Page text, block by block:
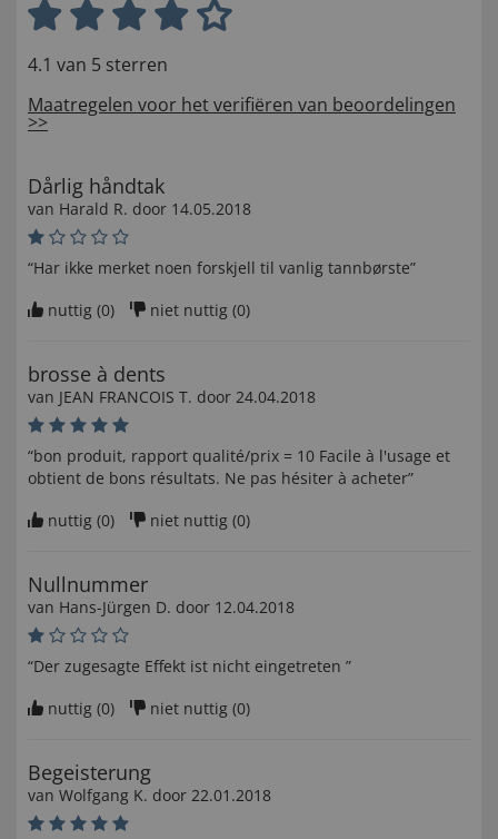
4.1 van 5 sterren
Maatregelen voor het verifiëren van beoordelingen
>>
Dårlig håndtak
van Harald R. door 14.05.2018
“Har ikke merket noen forskjell til vanlig tannbørste”
nuttig (0) niet nuttig (0)
brosse à dents
van JEAN FRANCOIS T. door 24.04.2018
“bon produit, rapport qualité/prix = 10 Facile à l'usage et
obtient de bons résultats. Ne pas hésiter à acheter”
nuttig (0) niet nuttig (0)
Nullnummer
van Hans-Jürgen D. door 12.04.2018
“Der zugesagte Effekt ist nicht eingetreten ”
nuttig (0) niet nuttig (0)
Begeisterung
van Wolfgang K. door 22.01.2018